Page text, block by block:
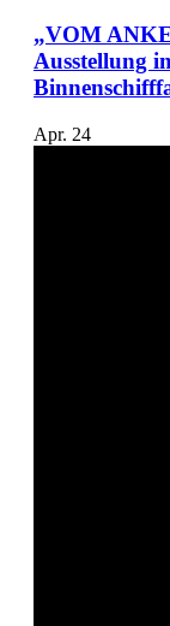
„VOM
Ausstellung
Apr. 24